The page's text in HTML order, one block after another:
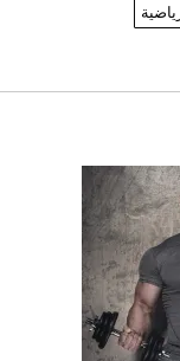
يوم في 2026 يقترب.. ماذا يحدث في